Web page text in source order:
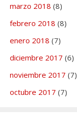
marzo 2018 (8)
febrero 2018 (8)
enero 2018 (7)
diciembre 2017 (6)
noviembre 2017 (7)
octubre 2017 (7)